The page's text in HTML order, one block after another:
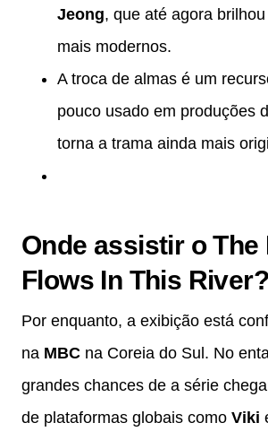
Jeong, que até agora
mais modernos.
A troca de almas é um
pouco usado em produções
torna a trama ainda mais
Onde assistir o The
Flows In This River?
Por enquanto, a exibição está
na MBC na Coreia do Sul. No
grandes chances de a série
de plataformas globais como Viki